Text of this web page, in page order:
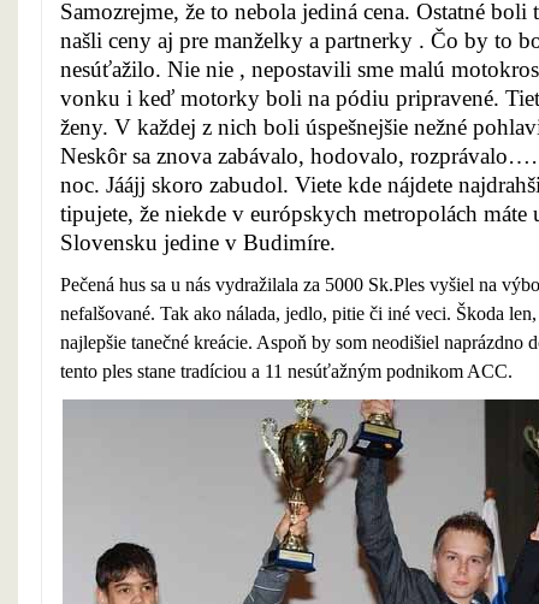
Samozrejme, že to nebola jediná cena. Ostatné
našli ceny aj pre manželky a partnerky . Čo by to
nesúťažilo. Nie nie , nepostavili sme malú
vonku i keď motorky boli na pódiu pripravené.
ženy. V každej z nich boli úspešnejšie nežné
Neskôr sa znova zabávalo, hodovalo,
noc. Jáájj skoro zabudol. Viete kde nájdete
tipujete, že niekde v európskych metropolách máte
Slovensku jedine v Budimíre.
Pečená hus sa u nás vydražilala za 5000 Sk.Ples vyšiel na
nefalšované. Tak ako nálada, jedlo, pitie či iné veci. Škoda
najlepšie tanečné kreácie. Aspoň by som neodišiel naprázdno
tento ples stane tradíciou a 11 nesúťažným podnikom ACC.